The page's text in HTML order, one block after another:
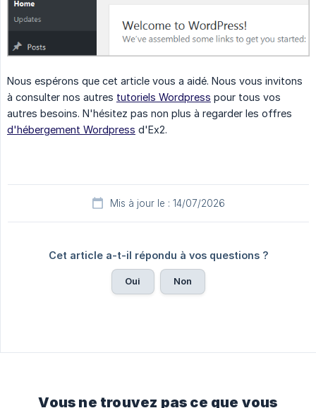
Nous espérons que cet article vous a aidé. Nous vous invitons
à consulter nos autres tutoriels Wordpress pour tous vos
autres besoins. N'hésitez pas non plus à regarder les offres
d'hébergement Wordpress d'Ex2.
Mis à jour le : 14/07/2026
Cet article a-t-il répondu à vos questions ?
Oui Non
Vous ne trouvez pas ce que vous